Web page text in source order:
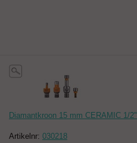
Diamantkroon 15 mm CERAMIC 1/2".
Artikelnr: 030218